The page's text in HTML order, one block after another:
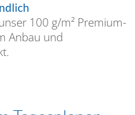
100 g/m² Premium-
Anbau und